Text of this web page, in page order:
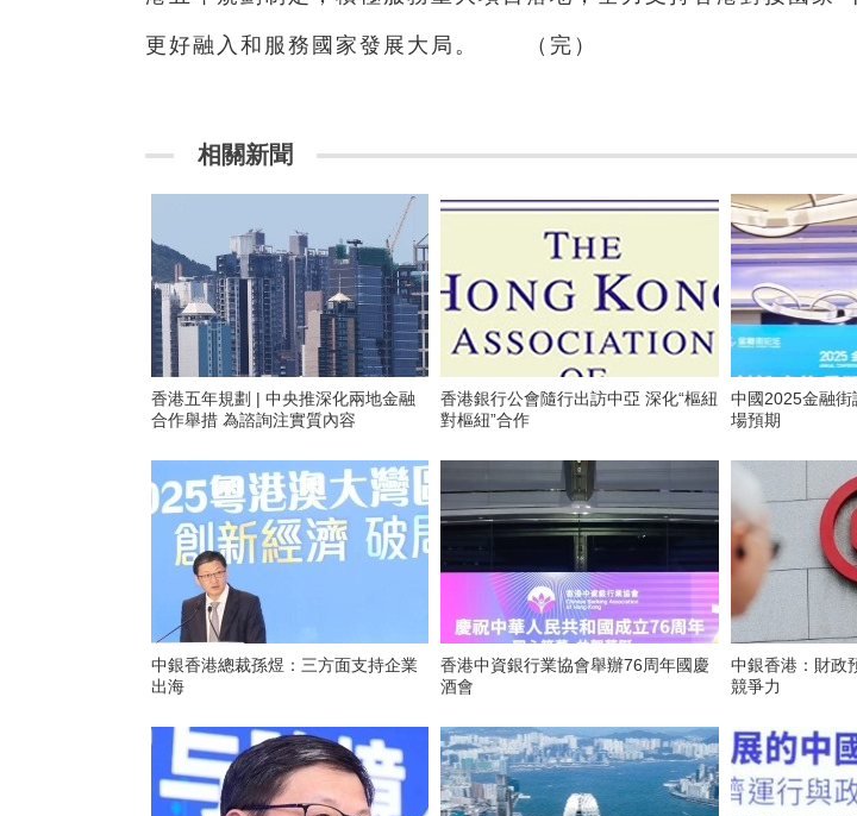
更好融入和服務國家發展大局。 （完）
相關新聞
香港五年規劃 | 中央推深化兩地金融
合作舉措 為諮詢注實質內容
香港銀行公會隨行出訪中亞 深化“樞紐
對樞紐”合作
中國2025金融
場預期
中銀香港總裁孫煜：三方面支持企業
出海
香港中資銀行業協會舉辦76周年國慶
酒會
中銀香港：財政
競爭力